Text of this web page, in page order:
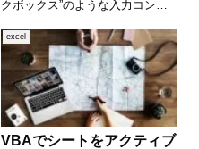
クボックス”のような入力コント
さらにアップするのをご存じでし
ょうか。チェックリストの作成、
タスク管理、条件付き書式との連
携など、アイデア次第で様々
excel
VBAでシートをアクティブ